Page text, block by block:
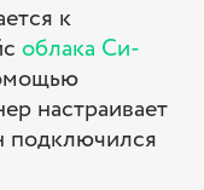
к
облака Си-
настраивает
подключился